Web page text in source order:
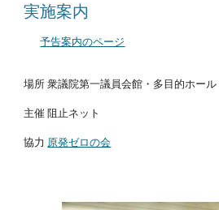
実施案内
予告案内のページ
場所 衆議院第一議員会館・多目的ホール
主催 阻止ネット
協力 原発ゼロの会